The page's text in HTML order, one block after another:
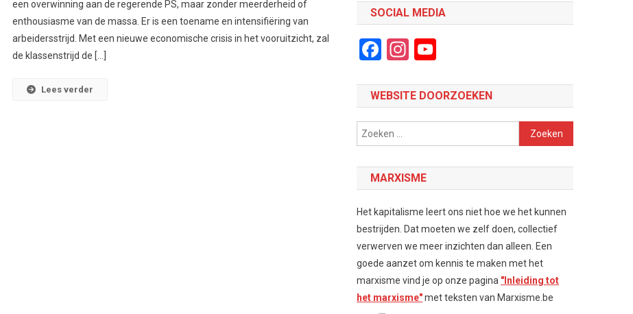
een overwinning aan de regerende PS, maar zonder meerderheid of
enthousiasme van de massa. Er is een toename en intensifiëring van
arbeidersstrijd. Met een nieuwe economische crisis in het vooruitzicht, zal
de klassenstrijd de […]
Lees verder
SOCIAL MEDIA
Facebook
Instagram
WEBSITE DOORZOEKEN
Zoeken
naar:
MARXISME
Het kapitalisme leert ons niet hoe we het kunnen
bestrijden. Dat moeten we zelf doen, collectief
verwerven we meer inzichten dan alleen. Een
goede aanzet om kennis te maken met het
marxisme vind je op onze pagina "Inleiding tot
het marxisme"met teksten van Marxisme.be